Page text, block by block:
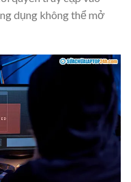
dụng không thể mở